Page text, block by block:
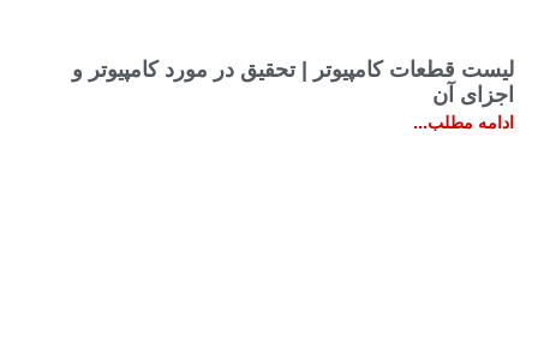
لیست قطعات کامپیوتر | تحقیق در مورد کامپیوتر و
اجزای آن
ادامه مطلب...